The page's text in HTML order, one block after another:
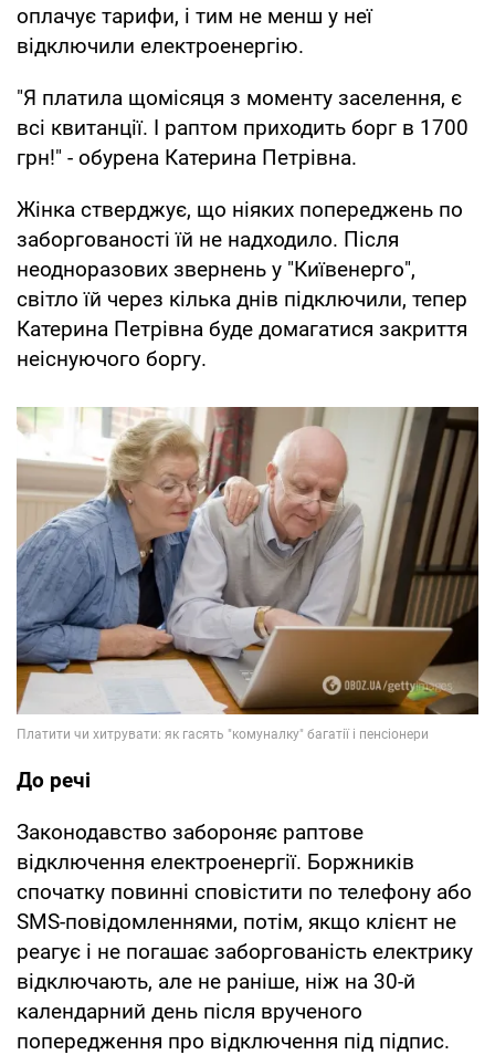
оплачує тарифи, і тим не менш у неї
відключили електроенергію.
"Я платила щомісяця з моменту заселення, є
всі квитанції. І раптом приходить борг в 1700
грн!" - обурена Катерина Петрівна.
Жінка стверджує, що ніяких попереджень по
заборгованості їй не надходило. Після
неодноразових звернень у "Київенерго",
світло їй через кілька днів підключили, тепер
Катерина Петрівна буде домагатися закриття
неіснуючого боргу.
До речі
Законодавство забороняє раптове
відключення електроенергії. Боржників
спочатку повинні сповістити по телефону або
SMS-повідомленнями, потім, якщо клієнт не
реагує і не погашає заборгованість електрику
відключають, але не раніше, ніж на 30-й
календарний день після врученого
попередження про відключення під підпис.